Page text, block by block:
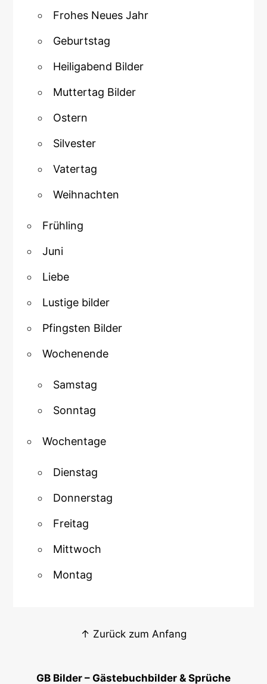
Frohes Neues Jahr
Geburtstag
Heiligabend Bilder
Muttertag Bilder
Ostern
Silvester
Vatertag
Weihnachten
Frühling
Juni
Liebe
Lustige bilder
Pfingsten Bilder
Wochenende
Samstag
Sonntag
Wochentage
Dienstag
Donnerstag
Freitag
Mittwoch
Montag
↑ Zurück zum Anfang
GB Bilder – Gästebuchbilder & Sprüche